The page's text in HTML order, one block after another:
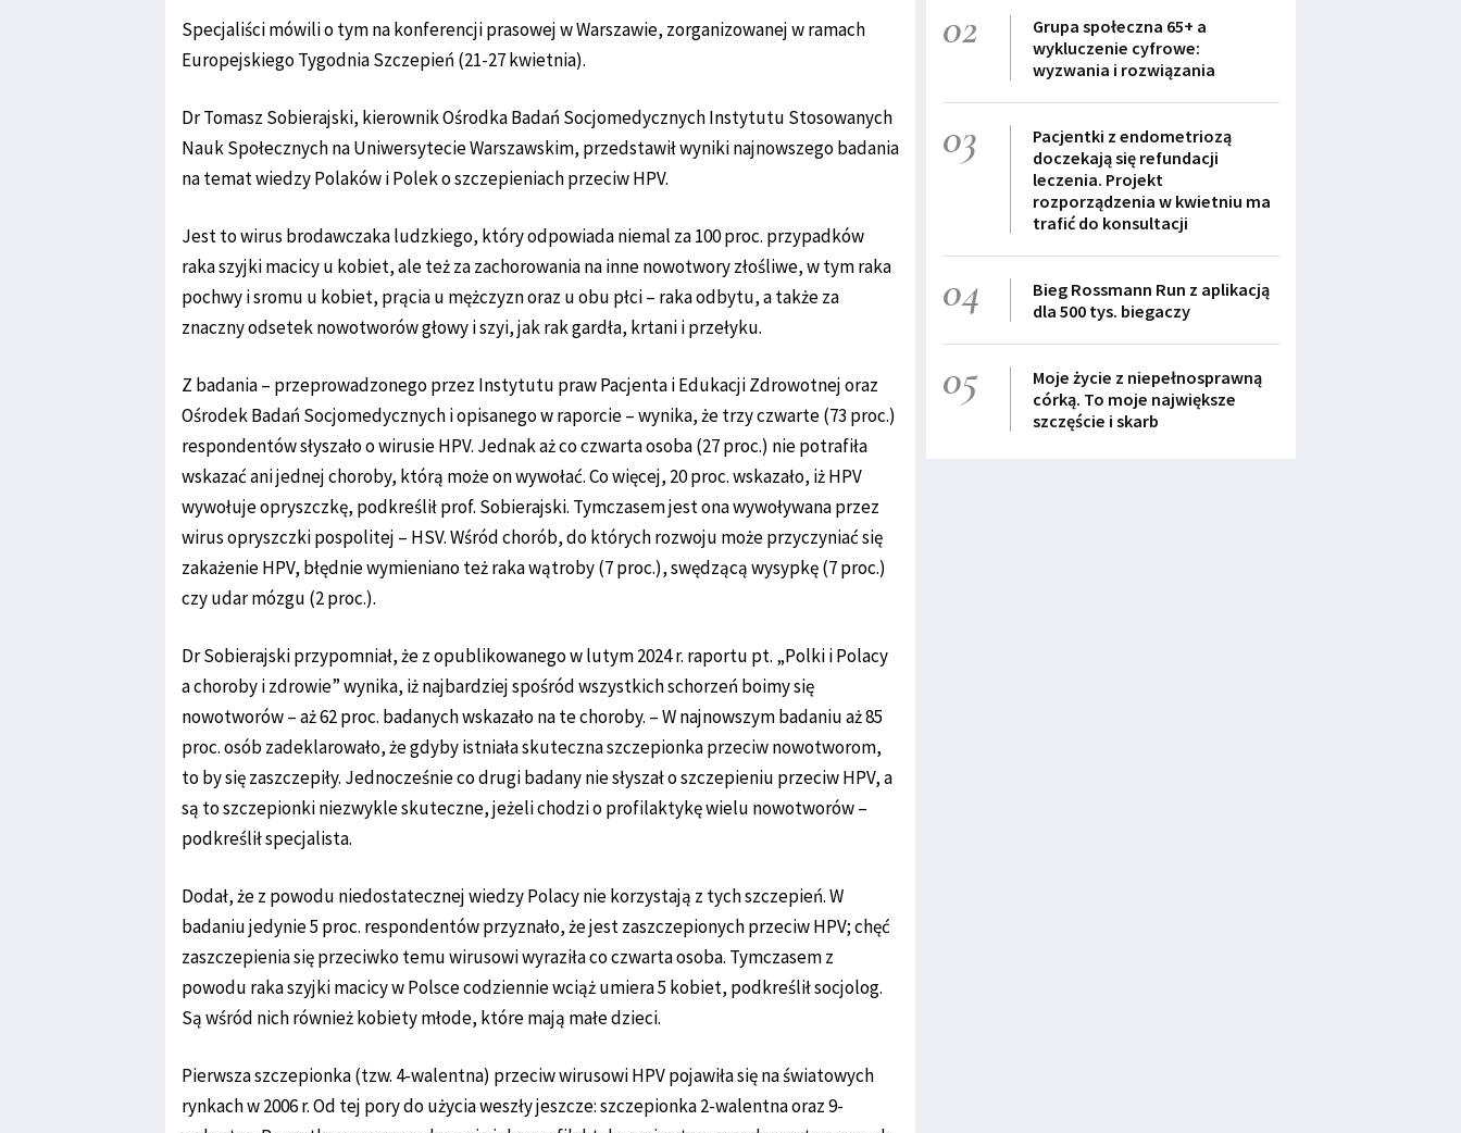
Specjaliści mówili o tym na konferencji prasowej w Warszawie, zorganizowanej w ramach
Europejskiego Tygodnia Szczepień (21-27 kwietnia).
Dr Tomasz Sobierajski, kierownik Ośrodka Badań Socjomedycznych Instytutu Stosowanych
Nauk Społecznych na Uniwersytecie Warszawskim, przedstawił wyniki najnowszego badania
na temat wiedzy Polaków i Polek o szczepieniach przeciw HPV.
Jest to wirus brodawczaka ludzkiego, który odpowiada niemal za 100 proc. przypadków
raka szyjki macicy u kobiet, ale też za zachorowania na inne nowotwory złośliwe, w tym raka
pochwy i sromu u kobiet, prącia u mężczyzn oraz u obu płci – raka odbytu, a także za
znaczny odsetek nowotworów głowy i szyi, jak rak gardła, krtani i przełyku.
Z badania – przeprowadzonego przez Instytutu praw Pacjenta i Edukacji Zdrowotnej oraz
Ośrodek Badań Socjomedycznych i opisanego w raporcie – wynika, że trzy czwarte (73 proc.)
respondentów słyszało o wirusie HPV. Jednak aż co czwarta osoba (27 proc.) nie potrafiła
wskazać ani jednej choroby, którą może on wywołać. Co więcej, 20 proc. wskazało, iż HPV
wywołuje opryszczkę, podkreślił prof. Sobierajski. Tymczasem jest ona wywoływana przez
wirus opryszczki pospolitej – HSV. Wśród chorób, do których rozwoju może przyczyniać się
zakażenie HPV, błędnie wymieniano też raka wątroby (7 proc.), swędzącą wysypkę (7 proc.)
czy udar mózgu (2 proc.).
Dr Sobierajski przypomniał, że z opublikowanego w lutym 2024 r. raportu pt. „Polki i Polacy
a choroby i zdrowie” wynika, iż najbardziej spośród wszystkich schorzeń boimy się
nowotworów – aż 62 proc. badanych wskazało na te choroby. – W najnowszym badaniu aż 85
proc. osób zadeklarowało, że gdyby istniała skuteczna szczepionka przeciw nowotworom,
to by się zaszczepiły. Jednocześnie co drugi badany nie słyszał o szczepieniu przeciw HPV, a
są to szczepionki niezwykle skuteczne, jeżeli chodzi o profilaktykę wielu nowotworów –
podkreślił specjalista.
Dodał, że z powodu niedostatecznej wiedzy Polacy nie korzystają z tych szczepień. W
badaniu jedynie 5 proc. respondentów przyznało, że jest zaszczepionych przeciw HPV; chęć
zaszczepienia się przeciwko temu wirusowi wyraziła co czwarta osoba. Tymczasem z
powodu raka szyjki macicy w Polsce codziennie wciąż umiera 5 kobiet, podkreślił socjolog.
Są wśród nich również kobiety młode, które mają małe dzieci.
Pierwsza szczepionka (tzw. 4-walentna) przeciw wirusowi HPV pojawiła się na światowych
rynkach w 2006 r. Od tej pory do użycia weszły jeszcze: szczepionka 2-walentna oraz 9-
02
Grupa społeczna 65+ a
wykluczenie cyfrowe:
wyzwania i rozwiązania
03
Pacjentki z endometriozą
doczekają się refundacji
leczenia. Projekt
rozporządzenia w kwietniu ma
trafić do konsultacji
04
Bieg Rossmann Run z aplikacją
dla 500 tys. biegaczy
05
Moje życie z niepełnosprawną
córką. To moje największe
szczęście i skarb